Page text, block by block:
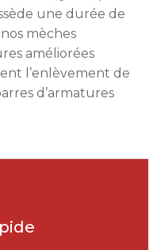
une durée de
mèches
améliorées
l’enlèvement de
d’armatures